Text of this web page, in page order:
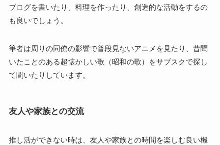
ブログを書いたり、料理を作ったり、創造的な活動をするの
も良いでしょう。
筆者は周りの同僚の影響で普段見ないアニメを見たり、昔聞
いたことのある超懐かしい歌（昭和の歌）をサブスクで探し
て聞いたりしています。
友人や家族との交流
推し活ができない時は、友人や家族との時間を楽しむ良い機